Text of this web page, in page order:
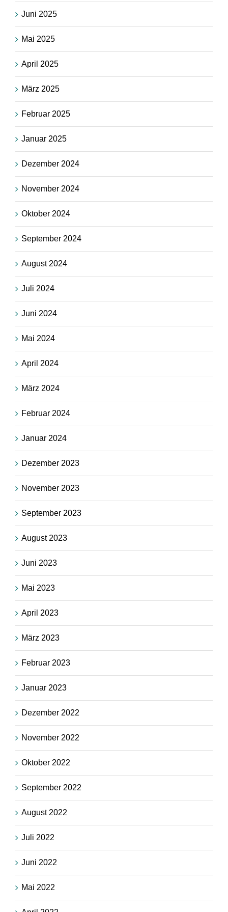
Juni 2025
Mai 2025
April 2025
März 2025
Februar 2025
Januar 2025
Dezember 2024
November 2024
Oktober 2024
September 2024
August 2024
Juli 2024
Juni 2024
Mai 2024
April 2024
März 2024
Februar 2024
Januar 2024
Dezember 2023
November 2023
September 2023
August 2023
Juni 2023
Mai 2023
April 2023
März 2023
Februar 2023
Januar 2023
Dezember 2022
November 2022
Oktober 2022
September 2022
August 2022
Juli 2022
Juni 2022
Mai 2022